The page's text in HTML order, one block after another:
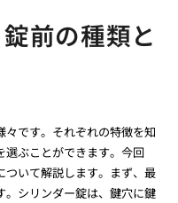
前の種類と
です。それぞれの特徴を知
選ぶことができます。今回
ついて解説します。まず、最
。シリンダー錠は、鍵穴に鍵